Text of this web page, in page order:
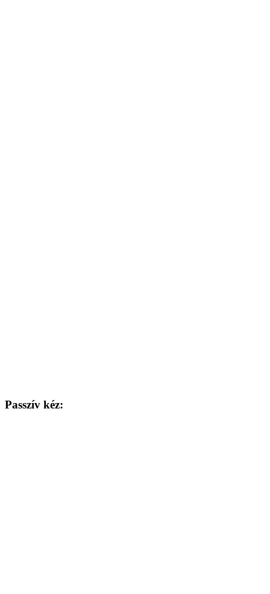
Passzív kéz: